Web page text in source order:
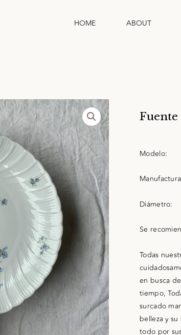
HOME ABOUT
Diámetro:
Se
Todas
en busca
tiempo,
surcado
belleza y
todo por